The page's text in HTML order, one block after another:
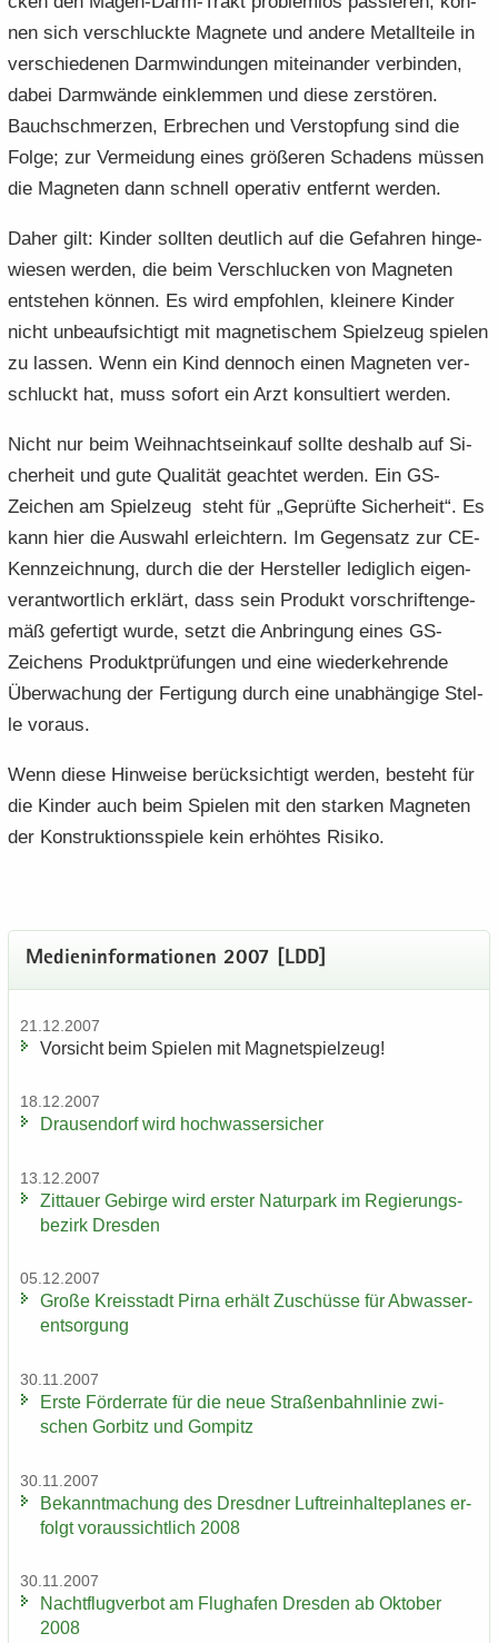
nen sich ver­schluck­te Ma­gne­te und an­de­re Me­tall­tei­le in
ver­schie­de­nen Darm­win­dun­gen mit­ein­an­der ver­bin­den,
dabei Darm­wän­de ein­klem­men und diese zer­stö­ren.
Bauch­schmer­zen, Er­bre­chen und Ver­stop­fung sind die
Folge; zur Ver­mei­dung eines grö­ße­ren Scha­dens müs­sen
die Ma­gne­ten dann schnell ope­ra­tiv ent­fernt wer­den.
Daher gilt: Kin­der soll­ten deut­lich auf die Ge­fah­ren hin­ge­
wie­sen wer­den, die beim Ver­schlu­cken von Ma­gne­ten
ent­ste­hen kön­nen. Es wird emp­foh­len, klei­ne­re Kin­der
nicht un­be­auf­sich­tigt mit ma­gne­ti­schem Spiel­zeug spie­len
zu las­sen. Wenn ein Kind den­noch einen Ma­gne­ten ver­
schluckt hat, muss so­fort ein Arzt kon­sul­tiert wer­den.
Nicht nur beim Weih­nachts­ein­kauf soll­te des­halb auf Si­
cher­heit und gute Qua­li­tät ge­ach­tet wer­den. Ein GS-​
Zeichen am Spiel­zeug steht für „Ge­prüf­te Si­cher­heit“. Es
kann hier die Aus­wahl er­leich­tern. Im Ge­gen­satz zur CE-​
Kennzeichnung, durch die der Her­stel­ler le­dig­lich ei­gen­
ver­ant­wort­lich er­klärt, dass sein Pro­dukt vor­schrif­ten­ge­
mäß ge­fer­tigt wurde, setzt die An­brin­gung eines GS-​
Zeichens Pro­dukt­prü­fun­gen und eine wie­der­keh­ren­de
Über­wa­chung der Fer­ti­gung durch eine un­ab­hän­gi­ge Stel­
le vor­aus.
Wenn diese Hin­wei­se be­rück­sich­tigt wer­den, be­steht für
die Kin­der auch beim Spie­len mit den star­ken Ma­gne­ten
der Kon­struk­ti­ons­spie­le kein er­höh­tes Ri­si­ko.
Me­di­en­in­for­ma­tio­nen 2007 [LDD]
21.12.2007
Vor­sicht beim Spie­len mit Ma­gnet­spiel­zeug!
18.12.2007
Drau­sen­dorf wird hoch­was­ser­si­cher
13.12.2007
Zit­tau­er Ge­bir­ge wird ers­ter Na­tur­park im Re­gie­rungs­
be­zirk Dres­den
05.12.2007
Große Kreis­stadt Pirna er­hält Zu­schüs­se für Ab­was­ser­
ent­sor­gung
30.11.2007
Erste För­der­ra­te für die neue Stra­ßen­bahn­li­nie zwi­
schen Gor­bitz und Gom­pitz
30.11.2007
Be­kannt­ma­chung des Dresd­ner Luft­rein­hal­te­pla­nes er­
folgt vor­aus­sicht­lich 2008
30.11.2007
Nacht­flug­ver­bot am Flug­ha­fen Dres­den ab Ok­to­ber
2008